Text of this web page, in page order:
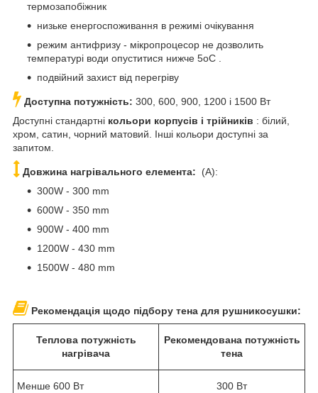
термозапобіжник
низьке енергоспоживання в режимі очікування
режим антифризу - мікропроцесор не дозволить
температурі води опуститися нижче 5oC .
подвійний захист від перегріву
Доступна потужність: 300, 600, 900, 1200 і 1500 Вт
Доступні стандартні кольори корпусів і трійників : білий,
хром, сатин, чорний матовий. Інші кольори доступні за
запитом.
Довжина нагрівального елемента: (A):
300W - 300 mm
600W - 350 mm
900W - 400 mm
1200W - 430 mm
1500W - 480 mm
Рекомендація щодо підбору тена для рушникосушки:
Теплова потужність
нагрівача
Рекомендована потужність
тена
Менше 600 Вт 300 Вт